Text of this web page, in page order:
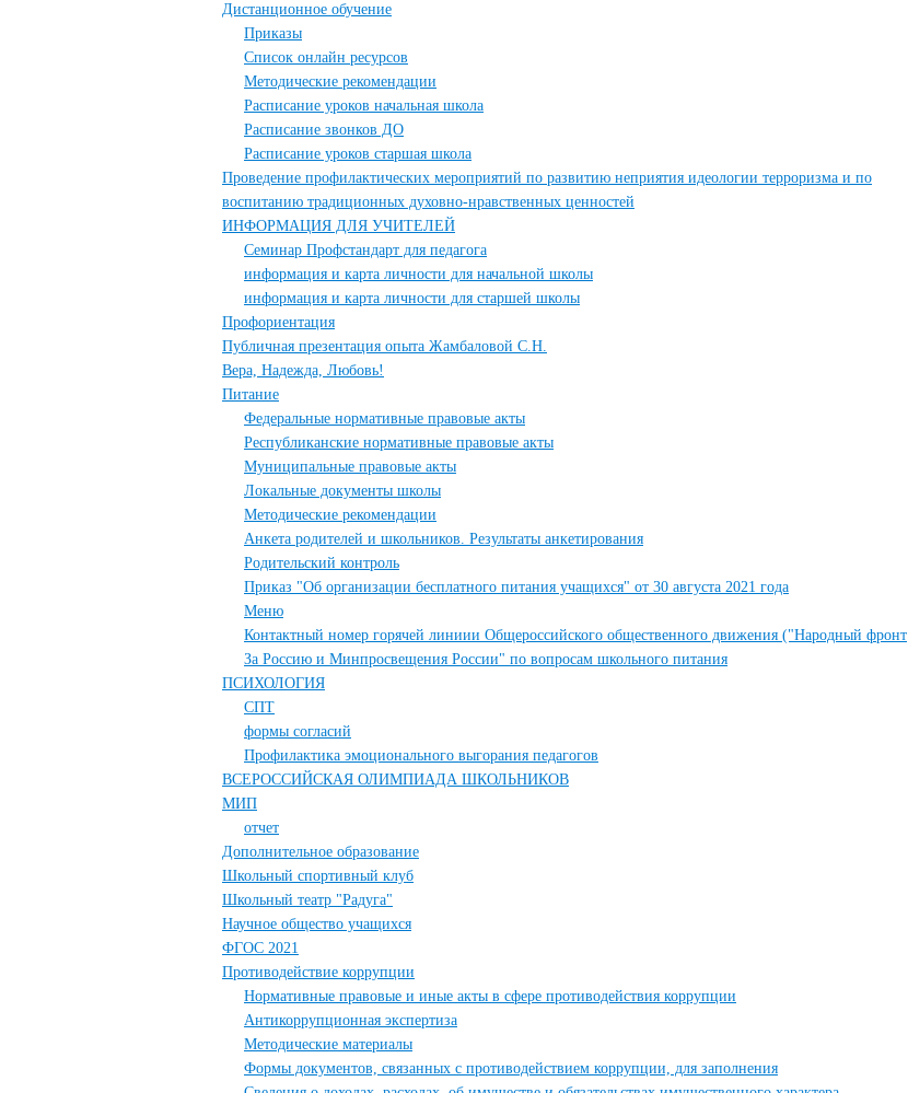
Дистанционное обучение
Приказы
Список онлайн ресурсов
Методические рекомендации
Расписание уроков начальная школа
Расписание звонков ДО
Расписание уроков старшая школа
Проведение профилактических мероприятий по развитию неприятия идеологии терроризма и по
воспитанию традиционных духовно-нравственных ценностей
ИНФОРМАЦИЯ ДЛЯ УЧИТЕЛЕЙ
Семинар Профстандарт для педагога
информация и карта личности для начальной школы
информация и карта личности для старшей школы
Профориентация
Публичная презентация опыта Жамбаловой С.Н.
Вера, Надежда, Любовь!
Питание
Федеральные нормативные правовые акты
Республиканские нормативные правовые акты
Муниципальные правовые акты
Локальные документы школы
Методические рекомендации
Анкета родителей и школьников. Результаты анкетирования
Родительский контроль
Приказ "Об организации бесплатного питания учащихся" от 30 августа 2021 года
Меню
Контактный номер горячей линиии Общероссийского общественного движения ("Народный фронт
За Россию и Минпросвещения России" по вопросам школьного питания
ПСИХОЛОГИЯ
СПТ
формы согласий
Профилактика эмоционального выгорания педагогов
ВСЕРОССИЙСКАЯ ОЛИМПИАДА ШКОЛЬНИКОВ
МИП
отчет
Дополнительное образование
Школьный спортивный клуб
Школьный театр "Радуга"
Научное общество учащихся
ФГОС 2021
Противодействие коррупции
Нормативные правовые и иные акты в сфере противодействия коррупции
Антикоррупционная экспертиза
Методические материалы
Формы документов, связанных с противодействием коррупции, для заполнения